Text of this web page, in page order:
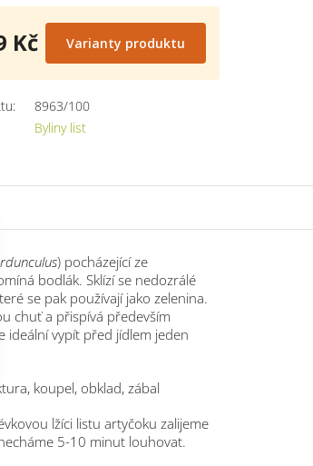
8963/100
Byliny list
Kč Varianty produktu
) pocházející ze
bodlák. Sklízí se nedozrálé
se pak používají jako zelenina.
chuť a přispívá především
ideální vypít před jídlem jeden
koupel, obklad, zábal
lžíci listu artyčoku zalijeme
5-10 minut louhovat.